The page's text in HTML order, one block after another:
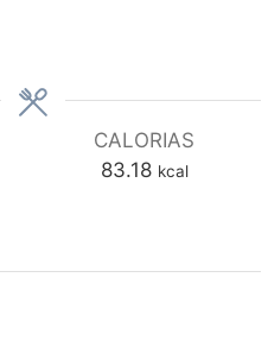
CALORIAS
83.18 kcal